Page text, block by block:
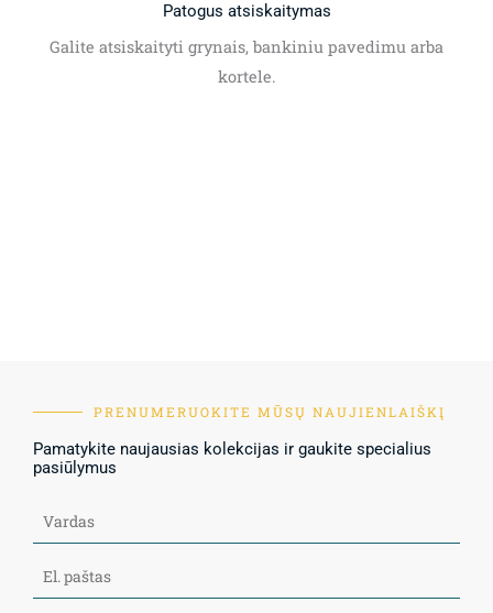
Patogus atsiskaitymas
Galite atsiskaityti grynais, bankiniu pavedimu arba
kortele.
PRENUMERUOKITE MŪSŲ NAUJIENLAIŠKĮ
Pamatykite naujausias kolekcijas ir gaukite specialius
pasiūlymus